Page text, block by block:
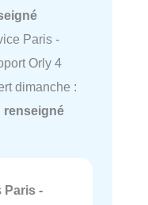
Paris -
Orly 4
dimanche :
renseigné
Paris -